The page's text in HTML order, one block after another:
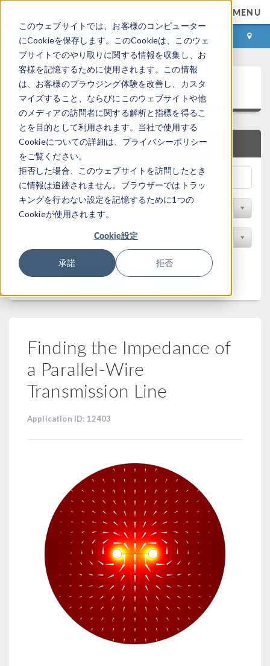
このウェブサイトでは、お客様のコンピューター
にCookieを保存します。このCookieは、このウェ
ブサイトでのやり取りに関する情報を収集し、お
客様を記憶するために使用されます。この情報
は、お客様のブラウジング体験を改善し、カスタ
マイズすること、ならびにこのウェブサイトや他
のメディアの訪問者に関する解析と指標を得るこ
とを目的として利用されます。当社で使用する
Cookieについての詳細は、プライバシーポリシー
をご覧ください。
拒否した場合、このウェブサイトを訪問したとき
に情報は追跡されません。ブラウザーではトラッ
キングを行わない設定を記憶するために1つの
Cookieが使用されます。
Cookie設定
承諾 拒否
MENU
ログイン お問い合わせ
アプリケーションギャラリ
クイック検索
分野でフィルター
フィルター
Finding the Impedance of
a Parallel-Wire
Transmission Line
Application ID: 12403